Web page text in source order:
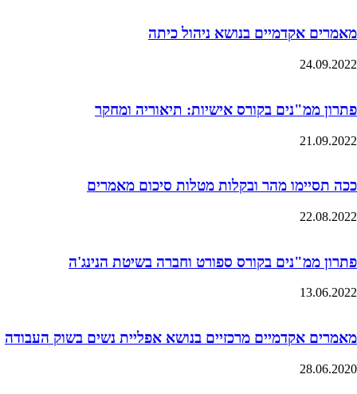
מאמרים אקדמיים בנושא ניהול כיתה
24.09.2022
פתרון ממ"נים בקורס אישיות: תיאוריה ומחקר
21.09.2022
ככה תסיימו מהר ובקלות מטלות סיכום מאמרים
22.08.2022
פתרון ממ"נים בקורס ספורט וחברה בשיטת הנינג'ה
13.06.2022
מאמרים אקדמיים מרכזיים בנושא אפליית נשים בשוק העבודה
28.06.2020